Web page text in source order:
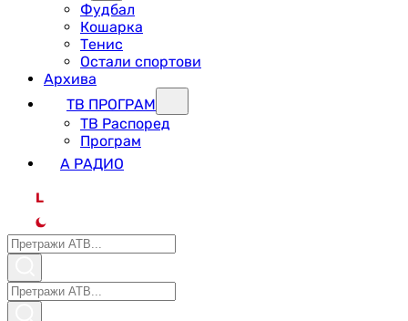
Фудбал
Кошарка
Тенис
Остали спортови
Архива
ТВ ПРОГРАМ
ТВ Распоред
Програм
А РАДИО
L